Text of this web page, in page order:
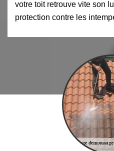
votre toit retrouve vite son
protection contre les